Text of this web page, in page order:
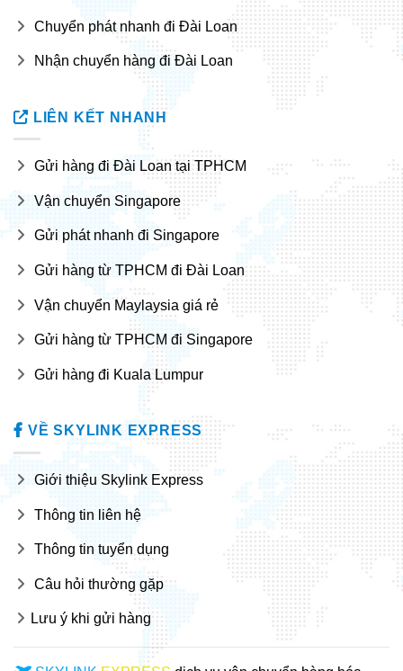
Chuyển phát nhanh đi Đài Loan
Nhận chuyển hàng đi Đài Loan
LIÊN KẾT NHANH
Gửi hàng đi Đài Loan tại TPHCM
Vận chuyển Singapore
Gửi phát nhanh đi Singapore
Gửi hàng từ TPHCM đi Đài Loan
Vận chuyển Maylaysia giá rẻ
Gửi hàng từ TPHCM đi Singapore
Gửi hàng đi Kuala Lumpur
VỀ SKYLINK EXPRESS
Giới thiệu Skylink Express
Thông tin liên hệ
Thông tin tuyển dụng
Câu hỏi thường gặp
Lưu ý khi gửi hàng